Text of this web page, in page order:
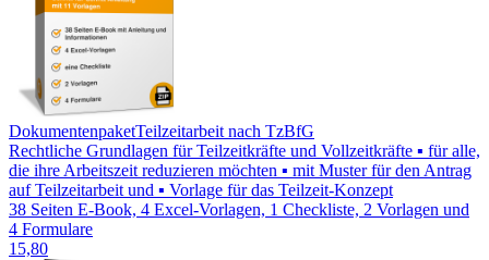
DokumentenpaketTeilzeitarbeit nach TzBfG
Rechtliche Grundlagen für Teilzeitkräfte und Vollzeitkräfte ▪ für alle,
die ihre Arbeitszeit reduzieren möchten ▪ mit Muster für den Antrag
auf Teilzeitarbeit und ▪ Vorlage für das Teilzeit-Konzept
38 Seiten E-Book, 4 Excel-Vorlagen, 1 Checkliste, 2 Vorlagen und
4 Formulare
15,80